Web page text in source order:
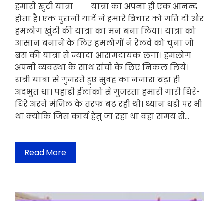
हमारी खुंटी यात्रा यात्रा का अपना ही एक आनन्द
होता है। एक पुरानी यादें ने हमारे बिचार को गति दी और
हमलोग खुंटी की यात्रा का मन बना लिया। यात्रा को
आसान बनाने के लिए हमलोगों ने रेलवे को चुना जो
बस की यात्रा से ज्यादा आरामदायक लगा। हमलोग
अपनी व्यवस्था के साथ रांची के लिए निकल लिये।
रात्री यात्रा से गुजरते हुए सुवह का नजारा बड़ा ही
अदभुत था। पहाड़ी ईलांको से गुजरता हमारी गारी धिरे-
धिरे अरने मंजिल के तरफ बढ़ रही थी। ध्यान धड़ी पर भी
था क्योकि जिस कार्य हेतु जा रहा था वहां समय से…
Read More